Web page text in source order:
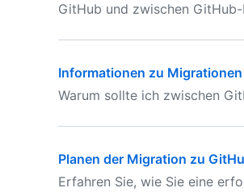
GitHub und zwischen
Informationen zu
Warum sollte ich zwischen
Planen der Migration zu
Erfahren Sie, wie Sie eine